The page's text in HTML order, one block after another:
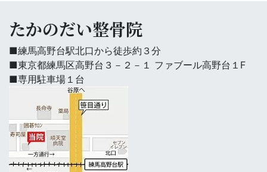
たかのだい整骨院
■練馬高野台駅北口から徒歩約３分
■東京都練馬区高野台３－２－１ ファブール高野台１F
■専用駐車場１台